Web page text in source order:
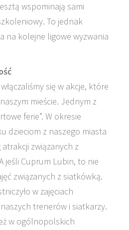
wspominają sami
To jednak
na kolejne ligowe wyzwania
się w akcje, które
mieście. Jednym z
ferie”. W okresie
dzieciom z naszego miasta
związanych z
jeśli Cuprum Lubin, to nie
związanych z siatkówką.
w zajęciach
trenerów i siatkarzy.
w ogólnopolskich